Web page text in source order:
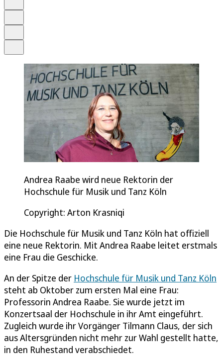
Andrea Raabe wird neue Rektorin der
Hochschule für Musik und Tanz Köln
Copyright: Arton Krasniqi
Die Hochschule für Musik und Tanz Köln hat offiziell
eine neue Rektorin. Mit Andrea Raabe leitet erstmals
eine Frau die Geschicke.
An der Spitze der Hochschule für Musik und Tanz Köln
steht ab Oktober zum ersten Mal eine Frau:
Professorin Andrea Raabe. Sie wurde jetzt im
Konzertsaal der Hochschule in ihr Amt eingeführt.
Zugleich wurde ihr Vorgänger Tilmann Claus, der sich
aus Altersgründen nicht mehr zur Wahl gestellt hatte,
in den Ruhestand verabschiedet.